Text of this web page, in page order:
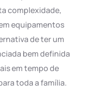
complexidade,
equipamentos
de ter um
bem definida
em tempo de
toda a família.